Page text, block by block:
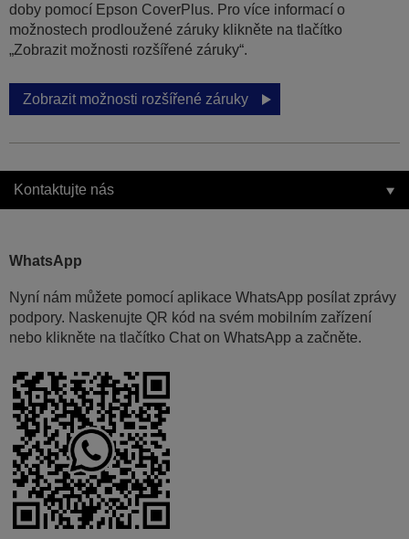
doby pomocí Epson CoverPlus. Pro více informací o
možnostech prodloužené záruky klikněte na tlačítko
„Zobrazit možnosti rozšířené záruky“.
Zobrazit možnosti rozšířené záruky
Kontaktujte nás
WhatsApp
Nyní nám můžete pomocí aplikace WhatsApp posílat zprávy
podpory. Naskenujte QR kód na svém mobilním zařízení
nebo klikněte na tlačítko Chat on WhatsApp a začněte.